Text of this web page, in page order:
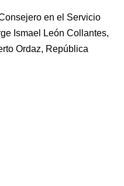
en el Servicio
Ismael León Collantes,
Ordaz, República